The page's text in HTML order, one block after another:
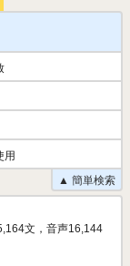
用
▲ 簡単検索
文，音声16,144